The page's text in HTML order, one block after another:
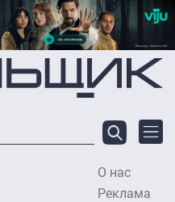
О нас
Реклама